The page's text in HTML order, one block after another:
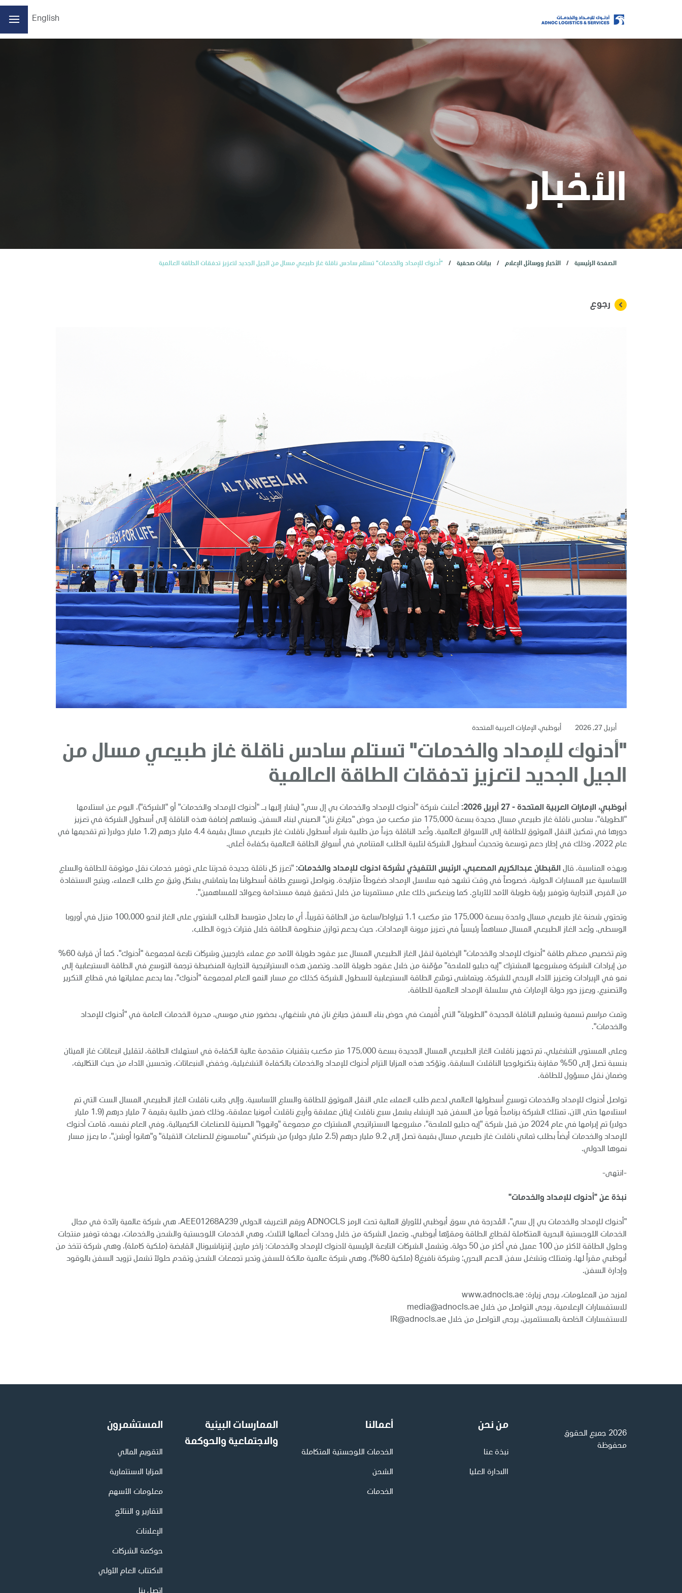
English
الصفحة الرئيسية
من نحن
أعمالنا
الممارسات البيئية والاجتماعية والحوكمة
الاكتتاب العام الأولي
خدمات
الأخبار
الصفحة الرئيسية الأخبار ووسائل الإعلام بيانات صحفية "أدنوك للإمداد والخدمات" تستلم سادس ناقلة غاز طبيعي مسال من الجيل الجديد لتعزيز تدفقات الطاقة العالمية
رجوع
أبريل 27, 2026 أبوظبي، الإمارات العربية المتحدة
"أدنوك للإمداد والخدمات" تستلم سادس ناقلة غاز طبيعي مسال من
الجيل الجديد لتعزيز تدفقات الطاقة العالمية
أبوظبي، الإمارات العربية المتحدة - 27 أبريل 2026:
أعلنت شركة "أدنوك للإمداد والخدمات بي إل سي" (يشار إليها بـ "أدنوك للإمداد والخدمات" أو "الشركة")، اليوم عن استلامها
"الطويلة"، سادس ناقلة غاز طبيعي مسال جديدة بسعة 175,000 متر مكعب من حوض "جيانغ نان" الصيني لبناء السفن. وتساهم إضافة هذه الناقلة إلى أسطول الشركة في تعزيز
دورها في تمكين النقل الموثوق للطاقة إلى الأسواق العالمية. وتُعد الناقلة جزءاً من طلبية شراء أسطول ناقلات غاز طبيعي مسال بقيمة 4.4 مليار درهم (1.2 مليار دولار( تم تقديمها في
عام 2022، وذلك في إطار دعم توسعة وتحديث أسطول الشركة لتلبية الطلب المتنامي في أسواق الطاقة العالمية بكفاءة أعلى.
وبهذه المناسبة، قال القبطان عبدالكريم المصعبي، الرئيس التنفيذي لشركة ادنوك للإمداد والخدمات: "تعزز كل ناقلة جديدة قدرتنا على توفير خدمات نقل موثوقة للطاقة والسلع
الأساسية عبر المسارات الدولية، خصوصاً في وقت تشهد فيه سلاسل الإمداد ضغوطاً متزايدة. ونواصل توسيع طاقة أسطولنا بما يتماشى بشكل وثيق مع طلب العملاء، ويتيح الاستفادة
من الفرص التجارية وتوفير رؤية طويلة الأمد للأرباح. كما وينعكس ذلك على مستثمرينا من خلال تحقيق قيمة مستدامة وعوائد للمساهمين".
وتحتوي شحنة غاز طبيعي مسال واحدة بسعة 175,000 متر مكعب 1.1 تيراواط/ساعة من الطاقة تقريباً، أي ما يعادل متوسط الطلب الشتوي على الغاز لنحو 100,000 منزل في أوروبا
الوسطى. ويُعد الغاز الطبيعي المسال مساهماً رئيسياً في تعزيز مرونة الإمدادات، حيث يدعم توازن منظومة الطاقة خلال فترات ذروة الطلب.
وتم تخصيص معظم طاقة "أدنوك للإمداد والخدمات" الإضافية لنقل الغاز الطبيعي المسال عبر عقود طويلة الأمد مع عملاء خارجيين وشركات تابعة لمجموعة "أدنوك". كما أن قرابة 60%
من إيرادات الشركة ومشروعها المشترك "إيه دبليو للملاحة" مؤمّنة من خلال عقود طويلة الأمد. وتضمن هذه الاستراتيجية التجارية المنضبطة ترجمة التوسع في الطاقة الاستيعابية إلى
نمو في الإيرادات وتعزيز الأداء الربحي للشركة. ويتماشى توسّع الطاقة الاستيعابية لأسطول الشركة كذلك مع مسار النمو العام لمجموعة "أدنوك"، بما يدعم عملياتها في قطاع التكرير
والتصنيع، ويعزز دور دولة الإمارات في سلسلة الإمداد العالمية للطاقة.
وتمت مراسم تسمية وتسليم الناقلة الجديدة "الطويلة" التي أُقيمت في حوض بناء السفن جيانغ نان في شنغهاي، بحضور منى موسى، مديرة الخدمات العامة في "أدنوك للإمداد
والخدمات".
وعلى المستوى التشغيلي، تم تجهيز ناقلات الغاز الطبيعي المسال الجديدة بسعة 175,000 متر مكعب بتقنيات متقدمة عالية الكفاءة في استهلاك الطاقة، لتقليل انبعاثات غاز الميثان
بنسبة تصل إلى 50% مقارنة بتكنولوجيا الناقلات السابقة. وتؤكد هذه المزايا التزام أدنوك للإمداد والخدمات بالكفاءة التشغيلية، وخفض الانبعاثات، وتحسين الأداء من حيث التكاليف،
وضمان نقل مسؤول للطاقة.
تواصل أدنوك للإمداد والخدمات توسيع أسطولها العالمي لدعم طلب العملاء على النقل الموثوق للطاقة والسلع الأساسية. وإلى جانب ناقلات الغاز الطبيعي المسال الست التي تم
استلامها حتى الآن، تمتلك الشركة برنامجاً قوياً من السفن قيد الإنشاء يشمل سبع ناقلات إيثان عملاقة وأربع ناقلات أمونيا عملاقة، وذلك ضمن طلبية بقيمة 7 مليار درهم (1.9 مليار
دولار) تم إبرامها في عام 2024 من قبل شركة "إيه دبليو للملاحة"، مشروعها الاستراتيجي المشترك مع مجموعة "وانهوا" الصينية للصناعات الكيميائية. وفي العام نفسه، قامت أدنوك
للإمداد والخدمات أيضاً بطلب ثماني ناقلات غاز طبيعي مسال بقيمة تصل إلى 9.2 مليار درهم (2.5 مليار دولار) من شركتي "سامسونغ للصناعات الثقيلة" و"هانوا أوشن"، ما يعزز مسار
نموها الدولي.
-انتهى-
نبذة عن "أدنوك للإمداد والخدمات"
"أدنوك للإمداد والخدمات بي إل سي"، المُدرجة في سوق أبوظبي للأوراق المالية تحت الرمز ADNOCLS ورقم التعريف الدولي AEE01268A239، هي شركة عالمية رائدة في مجال
الخدمات اللوجستية البحرية المتكاملة لقطاع الطاقة ومقرّها أبوظبي. وتعمل الشركة من خلال وحدات أعمالها الثلاث، وهي الخدمات اللوجستية والشحن والخدمات، بهدف توفير منتجات
وحلول الطاقة لأكثر من 100 عميل في أكثر من 50 دولة. وتشمل الشركات التابعة الرئيسية لأدنوك للإمداد والخدمات: زاخر مارين إنترناشيونال القابضة (ملكية كاملة)، وهي شركة تتخذ من
أبوظبي مقراً لها، وتمتلك وتشغل سفن الدعم البحري؛ وشركة نافيغ8 (ملكية 80%)، وهي شركة عالمية مالكة للسفن وتدير تجمعات الشحن وتقدم حلولاً تشمل تزويد السفن بالوقود
وإدارة السفن.
لمزيد من المعلومات، يرجى زيارة: www.adnocls.ae
للاستفسارات الإعلامية، يرجى التواصل من خلال media@adnocls.ae
للاستفسارات الخاصة بالمستثمرين، يرجى التواصل من خلال IR@adnocls.ae
2026 جميع الحقوق
محفوظة
من نحن
نبذة عنا
االادارة العليا
أعمالنا
الخدمات اللوجستية المتكاملة
الشحن
الخدمات
الممارسات البيئية
والاجتماعية والحوكمة
المستشمرون
التقويم المالي
المزايا الاستثمارية
معلومات الأسهم
التقارير و النتائج
الإعلانات
حوكمة الشركات
الاكتتاب العام الأولي